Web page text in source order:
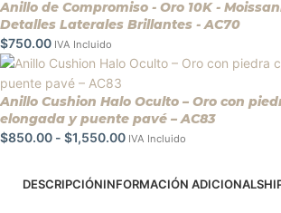
Anillo de Compromiso - Oro 10K -
Detalles Laterales Brillantes - AC70
$750.00 IVA Incluido
Anillo Cushion Halo Oculto – Oro con
elongada y puente pavé – AC83
$850.00 - $1,550.00 IVA Incluido
DESCRIPCIÓNINFORMACIÓN ADICIONAL